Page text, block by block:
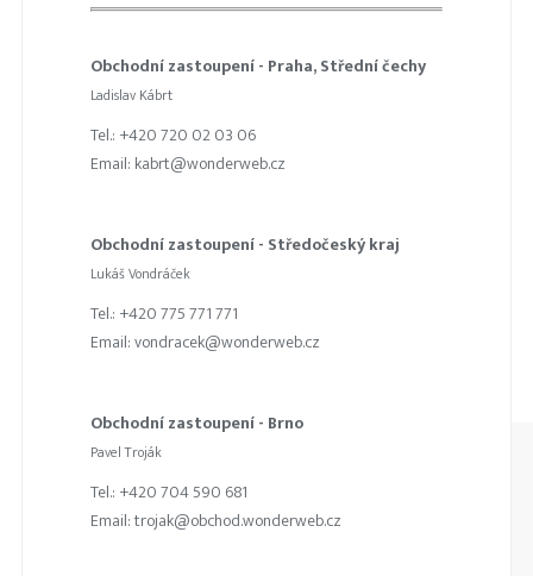
Obchodní zastoupení - Praha, Střední čechy
Ladislav Kábrt
Tel.: +420 720 02 03 06
Email: kabrt@wonderweb.cz
Obchodní zastoupení - Středočeský kraj
Lukáš Vondráček
Tel.: +420 775 771 771
Email: vondracek@wonderweb.cz
Obchodní zastoupení - Brno
Pavel Troják
Tel.: +420 704 590 681
Email: trojak@obchod.wonderweb.cz